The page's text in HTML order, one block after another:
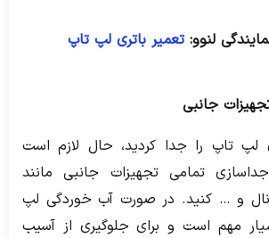
لنوو:تعمیر باتری لپ تاپ
جانبی
لپ تاپ را جدا کردید، حال لازم است
تمامی تجهیزات جانبی مانند
و … کنید. در صورت آب خوردگی لپ
مهم است و برای جلوگیری از آسیب